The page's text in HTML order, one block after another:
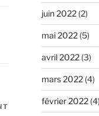
juin 2022(2)
mai 2022(5)
avril 2022(3)
mars 2022(4)
février 2022(4)